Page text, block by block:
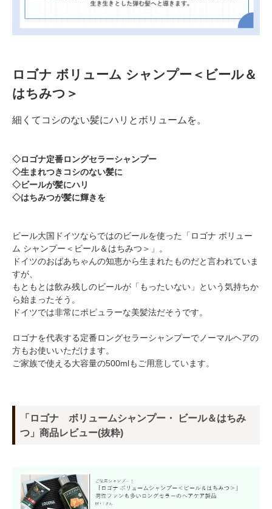
ロゴナ ボリューム シャンプー＜ビール＆
はちみつ＞
細くてコシのない髪にハリとボリュームを。
◇ロゴナ定番ロングセラーシャンプー
◇生まれつきコシのない髪に
◇ビールが髪にハリ
◇はちみつが髪に輝きを
ビール大国ドイツならではのビールを使った「ロゴナ ボリュー
ム シャンプー＜ビール＆はちみつ＞」。
ドイツのおばあちゃんの知恵から生まれたものだと言われていま
すが、
もともとは飲み残しのビールが「もったいない」という気持ちか
ら始まったそう。
ドイツでは非常にポピュラーな美髪法だそうです。
ロゴナを代表する定番ロングセラーシャンプーでノーマルヘアの
方もお使いいただけます。
ご家族で使える大容量の500mlもご用意しています。
「ロゴナ ボリュームシャンプー・ ビール＆はちみ
つ」商品レビュー(抜粋)